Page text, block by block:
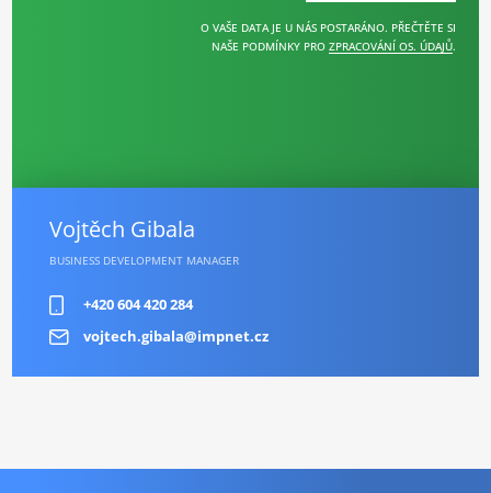
O VAŠE DATA JE U NÁS POSTARÁNO. PŘEČTĚTE SI
NAŠE PODMÍNKY PRO ZPRACOVÁNÍ OS. ÚDAJŮ.
Vojtěch Gibala
BUSINESS DEVELOPMENT MANAGER
+420 604 420 284
vojtech.gibala@impnet.cz